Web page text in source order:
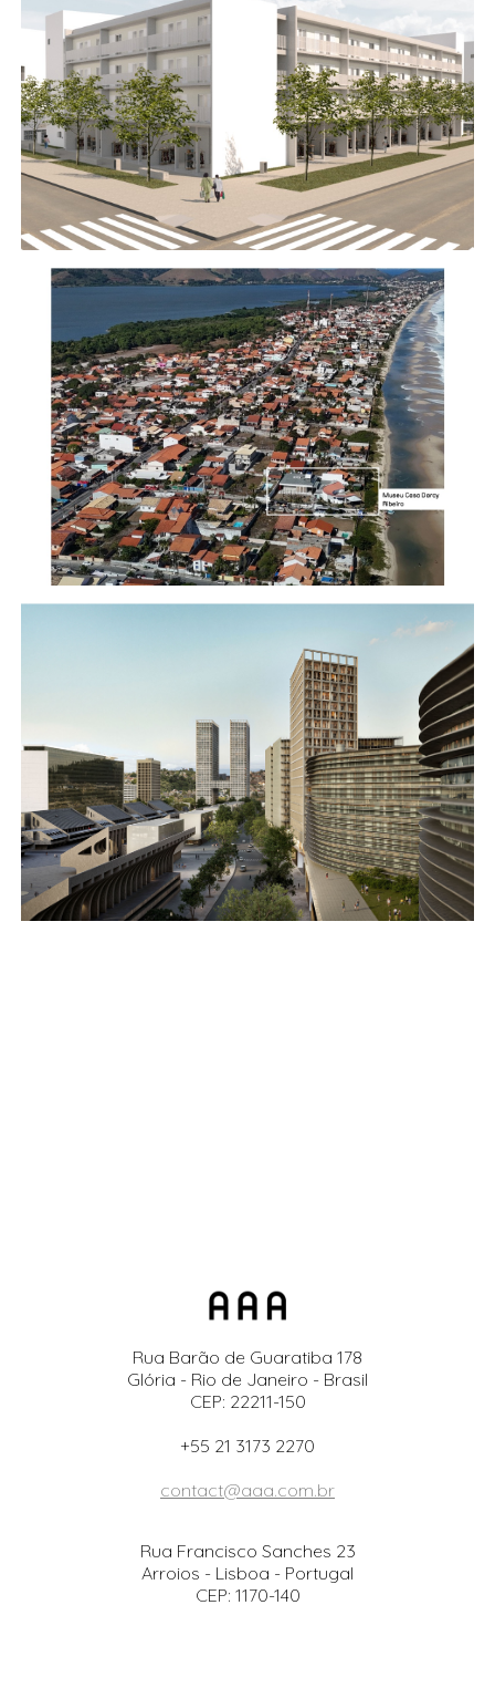
Rua Barão de Guaratiba 178
Glória - Rio de Janeiro - Brasil
CEP: 22211-150
+55 21 3173 2270
contact@aaa.com.br
Rua Francisco Sanches 23
Arroios - Lisboa - Portugal
CEP: 1170-140